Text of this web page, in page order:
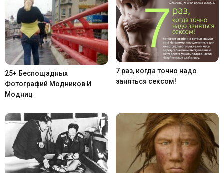
25+ Беспощадных
Фотографий Модников И
Модниц
7 раз, когда точно надо
заняться сексом!